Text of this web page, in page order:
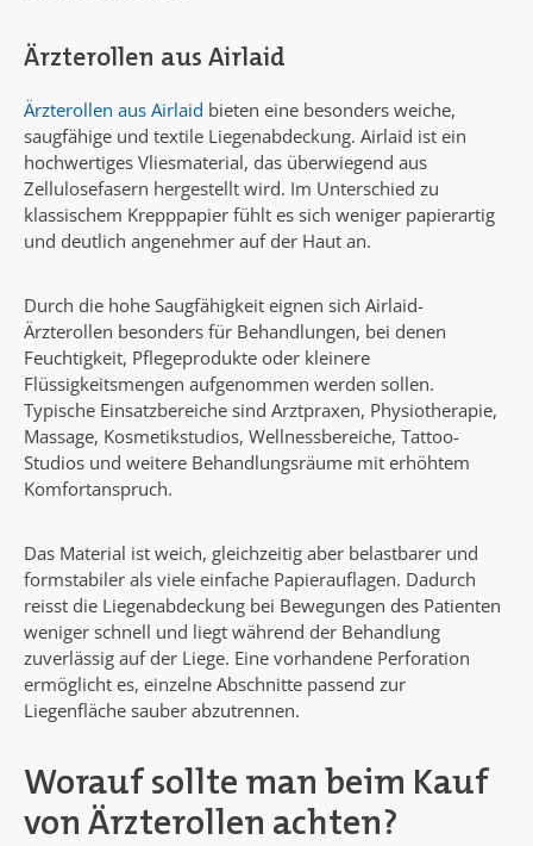
Ärzterollen aus Airlaid
Ärzterollen aus Airlaid bieten eine besonders weiche,
saugfähige und textile Liegenabdeckung. Airlaid ist ein
hochwertiges Vliesmaterial, das überwiegend aus
Zellulosefasern hergestellt wird. Im Unterschied zu
klassischem Krepppapier fühlt es sich weniger papierartig
und deutlich angenehmer auf der Haut an.
Durch die hohe Saugfähigkeit eignen sich Airlaid-
Ärzterollen besonders für Behandlungen, bei denen
Feuchtigkeit, Pflegeprodukte oder kleinere
Flüssigkeitsmengen aufgenommen werden sollen.
Typische Einsatzbereiche sind Arztpraxen, Physiotherapie,
Massage, Kosmetikstudios, Wellnessbereiche, Tattoo-
Studios und weitere Behandlungsräume mit erhöhtem
Komfortanspruch.
Das Material ist weich, gleichzeitig aber belastbarer und
formstabiler als viele einfache Papierauflagen. Dadurch
reisst die Liegenabdeckung bei Bewegungen des Patienten
weniger schnell und liegt während der Behandlung
zuverlässig auf der Liege. Eine vorhandene Perforation
ermöglicht es, einzelne Abschnitte passend zur
Liegenfläche sauber abzutrennen.
Worauf sollte man beim Kauf
von Ärzterollen achten?